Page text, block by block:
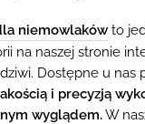
niemowlakówto
na naszej stronie
Dostępne u nas
i precyzją
wyglądem.W